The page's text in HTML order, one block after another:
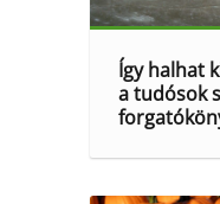
Így halhat
a tudósok